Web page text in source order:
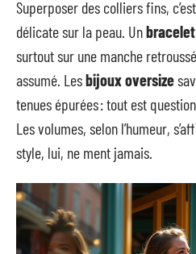
Superposer des colliers fins,
délicate sur la peau. Un
surtout sur une manche
assumé. Lesbijoux oversize
tenues épurées : tout est
Les volumes, selon l’humeur,
style, lui, ne ment jamais.